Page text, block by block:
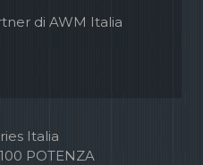
di AWM Italia
Italia
POTENZA